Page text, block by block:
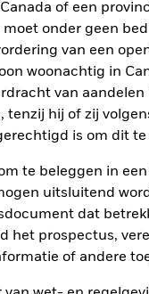
of een
moet onder geen
van een
woonachtig in
van
tenzij hij of zij
is om dit te
te beleggen in
uitsluitend
dat
het prospectus,
of andere
door dagelijkse
en
activiteiten
kleiner worden en
van activa,